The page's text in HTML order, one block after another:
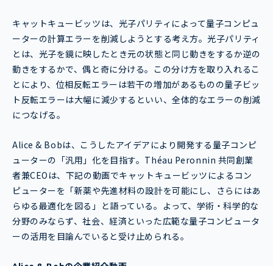
キャットキュービッツは、光子パリティによって量子コンピュ
ーターの計算エラーを削減しようとする考え方。光子パリティ
とは、光子を鏡に映したとき元の状態と同じ動きをするか逆の
動きをするかで、偶と奇に分ける。この分け方を取り入れるこ
とにより、位相反転エラーは若干の増加があるものの量子ビッ
ト反転エラーは大幅に減少するといい、全体的なエラーの削減
につなげる。
Alice & Bobは、こうしたアイデアにより開発する量子コンピ
ューターの「汎用」化を目指す。Théau Peronnin 共同創業
者兼CEOは、下記の動画でキャットキュービッツによるコン
ピューターを「新薬や先進材料の設計を可能にし、さらにはあ
らゆる最適化を図る」と語っている。よって、学術・科学的な
分野のみならず、社会、経済といった広範な量子コンピュータ
ーの活用を目論んでいると受け止められる。